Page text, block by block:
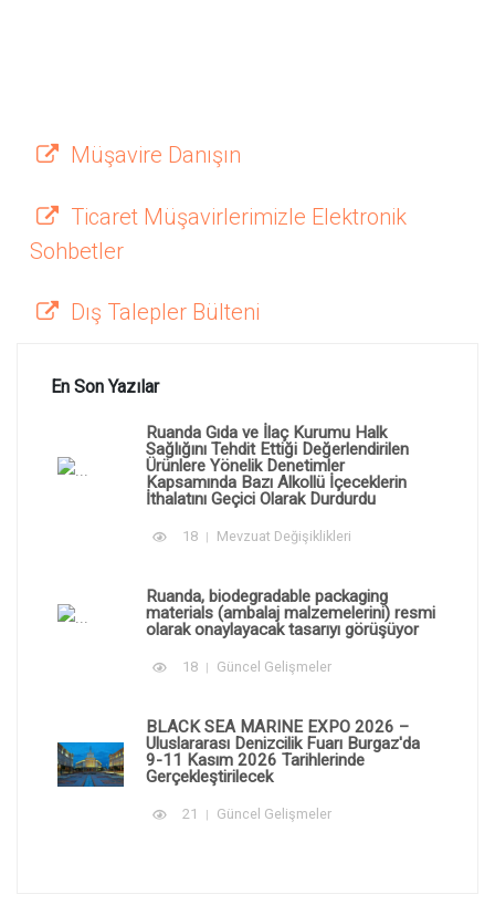
Müşavire Danışın
Ticaret Müşavirlerimizle Elektronik
Sohbetler
Dış Talepler Bülteni
En Son Yazılar
Ruanda Gıda ve İlaç Kurumu Halk
Sağlığını Tehdit Ettiği Değerlendirilen
Ürünlere Yönelik Denetimler
Kapsamında Bazı Alkollü İçeceklerin
İthalatını Geçici Olarak Durdurdu
18 Mevzuat Değişiklikleri
Ruanda, biodegradable packaging
materials (ambalaj malzemelerini) resmi
olarak onaylayacak tasarıyı görüşüyor
18 Güncel Gelişmeler
BLACK SEA MARINE EXPO 2026 –
Uluslararası Denizcilik Fuarı Burgaz'da
9-11 Kasım 2026 Tarihlerinde
Gerçekleştirilecek
21 Güncel Gelişmeler